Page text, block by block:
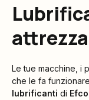
Le tue macchine, i
che le fa
lubrificanti di Efco